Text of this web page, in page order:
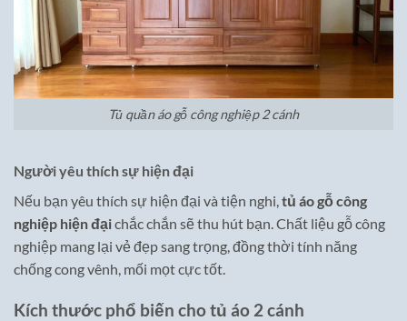
Tủ quần áo gỗ công nghiệp 2 cánh
Người yêu thích sự hiện đại
Nếu bạn yêu thích sự hiện đại và tiện nghi,tủ áo gỗ công
nghiệp hiện đạichắc chắn sẽ thu hút bạn. Chất liệu gỗ công
nghiệp mang lại vẻ đẹp sang trọng, đồng thời tính năng
chống cong vênh, mối mọt cực tốt.
Kích thước phổ biến cho tủ áo 2 cánh